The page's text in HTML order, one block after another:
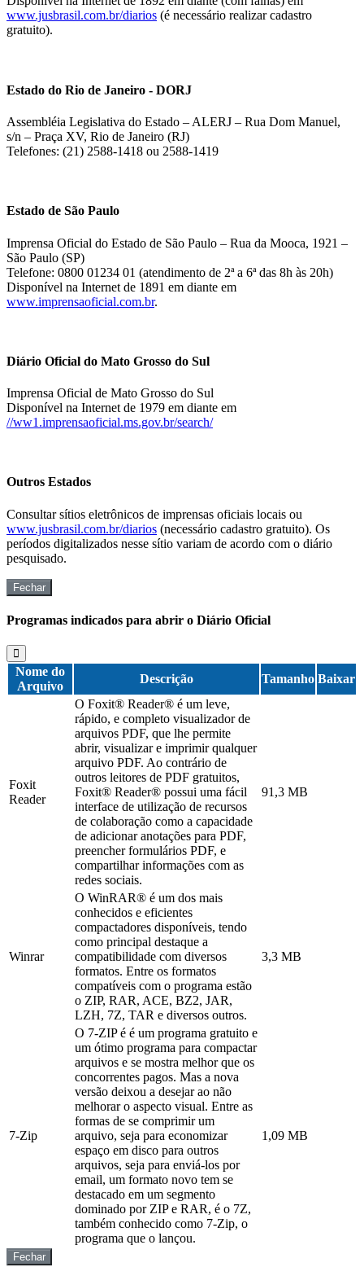
www.jusbrasil.com.br/diarios (é necessário realizar cadastro
gratuito).
Estado do Rio de Janeiro - DORJ
Assembléia Legislativa do Estado – ALERJ – Rua Dom Manuel,
s/n – Praça XV, Rio de Janeiro (RJ)
Telefones: (21) 2588-1418 ou 2588-1419
Estado de São Paulo
Imprensa Oficial do Estado de São Paulo – Rua da Mooca, 1921 –
São Paulo (SP)
Telefone: 0800 01234 01 (atendimento de 2ª a 6ª das 8h às 20h)
Disponível na Internet de 1891 em diante em
www.imprensaoficial.com.br.
Diário Oficial do Mato Grosso do Sul
Imprensa Oficial de Mato Grosso do Sul
Disponível na Internet de 1979 em diante em
//ww1.imprensaoficial.ms.gov.br/search/
Outros Estados
Consultar sítios eletrônicos de imprensas oficiais locais ou
www.jusbrasil.com.br/diarios (necessário cadastro gratuito). Os
períodos digitalizados nesse sítio variam de acordo com o diário
pesquisado.
Fechar
Programas indicados para abrir o Diário Oficial
Nome do
Arquivo
Descrição Tamanho Baixar
Foxit
Reader
O Foxit® Reader® é um leve,
rápido, e completo visualizador de
arquivos PDF, que lhe permite
abrir, visualizar e imprimir qualquer
arquivo PDF. Ao contrário de
outros leitores de PDF gratuitos,
Foxit® Reader® possui uma fácil
interface de utilização de recursos
de colaboração como a capacidade
de adicionar anotações para PDF,
preencher formulários PDF, e
compartilhar informações com as
redes sociais.
91,3 MB
Winrar
O WinRAR® é um dos mais
conhecidos e eficientes
compactadores disponíveis, tendo
como principal destaque a
compatibilidade com diversos
formatos. Entre os formatos
compatíveis com o programa estão
o ZIP, RAR, ACE, BZ2, JAR,
LZH, 7Z, TAR e diversos outros.
3,3 MB
7-Zip
O 7-ZIP é é um programa gratuito e
um ótimo programa para compactar
arquivos e se mostra melhor que os
concorrentes pagos. Mas a nova
versão deixou a desejar ao não
melhorar o aspecto visual. Entre as
formas de se comprimir um
arquivo, seja para economizar
espaço em disco para outros
arquivos, seja para enviá-los por
email, um formato novo tem se
destacado em um segmento
dominado por ZIP e RAR, é o 7Z,
também conhecido como 7-Zip, o
programa que o lançou.
1,09 MB
Fechar